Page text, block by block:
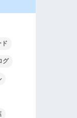
ド
グ